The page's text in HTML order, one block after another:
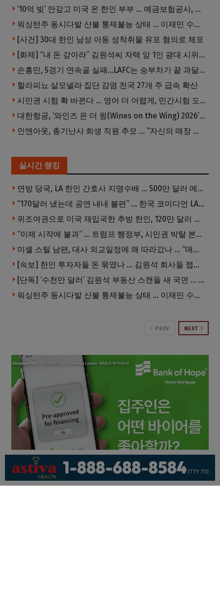
’10억 빚’ 안갚고 미국 온 한인 부부 … 예금보험공사, 미국서 소송
워싱턴주 동시다발 산불 통제불능 상태 … 이재민 수십만명
[사건] 30대 한인 남성 아동 성착취물 유포 혐의로 체포
[화제] “내 돈 갚아라” 김원석씨 자택 앞 1인 광대 시위 … 한인 투자사, “108만 달러 못받아”
손흥민, 5경기 연속골 실패…LAFC는 승부차기 끝 과달라하라 격파
할라피뇨 살모넬라 집단 감염 전국 27개 주 급속 확산
시민권 시험 확 바뀐다 … 영어 더 어렵게, 민간시험 도입 추진
대한항공, ‘와인즈 온 더 윙(Wines on the Wing) 2026’ 5개 부문 수상
인앤아웃, 총기난사 희생 직원 추모 … “자신의 매장 운영이 꿈이었다”
실시간 랭킹
연방 당국, LA 한인 간호사 지명수배 … 500만 달러 메디캐어 사기, 선고 직전 한국 도주
“170달러 냈는데 공연 내내 불편” … 한국 코미디언 LA공연, 음향 불량에 외모 비하 개그 논란
위조여권으로 미국 재입국한 추방 한인, 120만 달러 은행 사기 행각
“이제 시작에 불과” … 트럼프 행정부, 시민권 박탈 본격화
미셸 스틸 남편, 대사 외교일정에 왜 따라갔나 … “매우 이례적”
[속보] 한인 투자자들 돈 묶였나 … 김원석 회사들 챕터7 강제파산·자진파산 잇따라 신청
[단독] ‘수천만 달러’ 김원석 부동산 스캔들 새 국면 … 한인 투자자들 소송 잇따라 ‘디폴트’ 절차
워싱턴주 동시다발 산불 통제불능 상태 … 이재민 수십만명
PREV NEXT